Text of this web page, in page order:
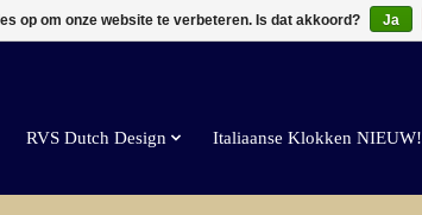
RVS Dutch Design Italiaanse Klokken NIEUW!
op om onze website te verbeteren. Is dat akkoord? Ja